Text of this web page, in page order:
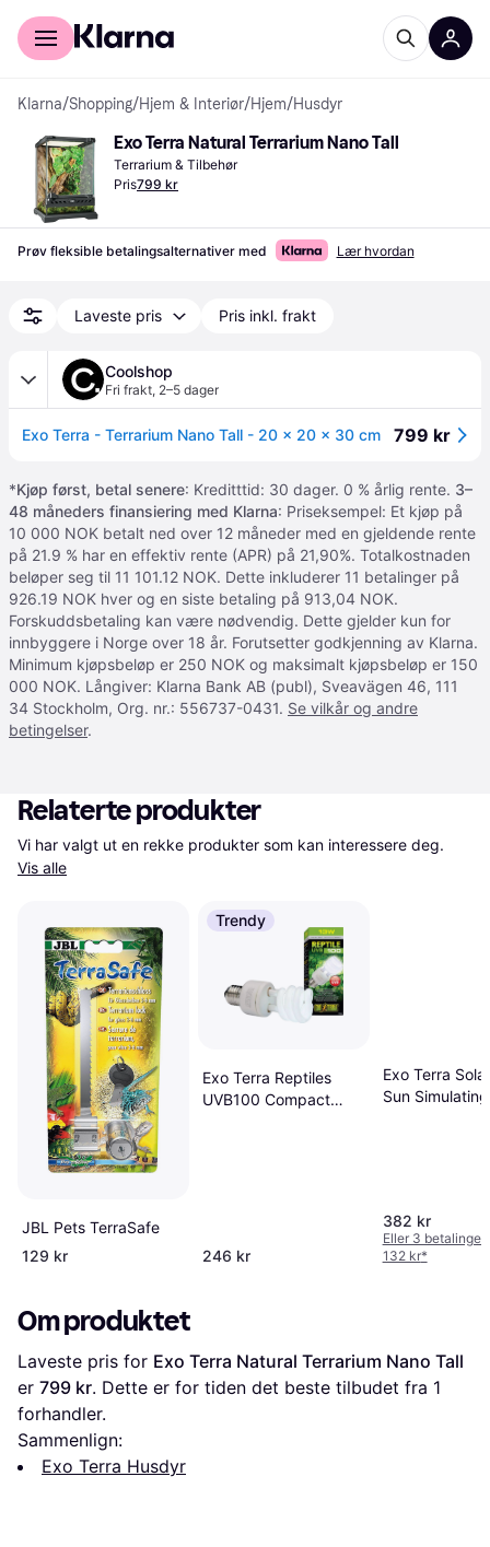
For kunder
Klarna/Shopping/Hjem & Interiør/Hjem/Husdyr
Exo Terra Natural Terrarium Nano Tall
Terrarium & Tilbehør
Pris799 kr
Prøv fleksible betalingsalternativer med Lær hvordan
Laveste pris Pris inkl. frakt
Coolshop
Fri frakt, 2–5 dager
Exo Terra - Terrarium Nano Tall - 20 x 20 x 30 cm 799 kr
*Kjøp først, betal senere: Kreditttid: 30 dager. 0 % årlig rente. 3–
48 måneders finansiering med Klarna: Priseksempel: Et kjøp på
10 000 NOK betalt ned over 12 måneder med en gjeldende rente
på 21.9 % har en effektiv rente (APR) på 21,90%. Totalkostnaden
beløper seg til 11 101.12 NOK. Dette inkluderer 11 betalinger på
926.19 NOK hver og en siste betaling på 913,04 NOK.
Forskuddsbetaling kan være nødvendig. Dette gjelder kun for
innbyggere i Norge over 18 år. Forutsetter godkjenning av Klarna.
Minimum kjøpsbeløp er 250 NOK og maksimalt kjøpsbeløp er 150
000 NOK. Långiver: Klarna Bank AB (publ), Sveavägen 46, 111
34 Stockholm, Org. nr.: 556737-0431. Se vilkår og andre
betingelser.
Relaterte produkter
Vis alle
JBL Pets TerraSafe
129 kr
Trendy
Exo Terra Reptiles
UVB100 Compact
246 kr
Exo Terra
Sun
382 kr
Eller 3 betalinger
132 kr*
Om produktet
Laveste pris for Exo Terra Natural Terrarium Nano Tall
er 799 kr. Dette er for tiden det beste tilbudet fra 1
forhandler.
Sammenlign:
Exo Terra Husdyr